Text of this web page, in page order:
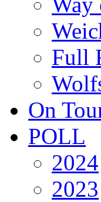
Full
On
POLL
2024
2023